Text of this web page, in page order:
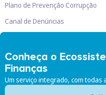
Conheça o
Finanças
Um serviço integrado, com todas
Plano de Prevenção Corrupção
Canal de Denúncias
Doutor Finanças, Lda